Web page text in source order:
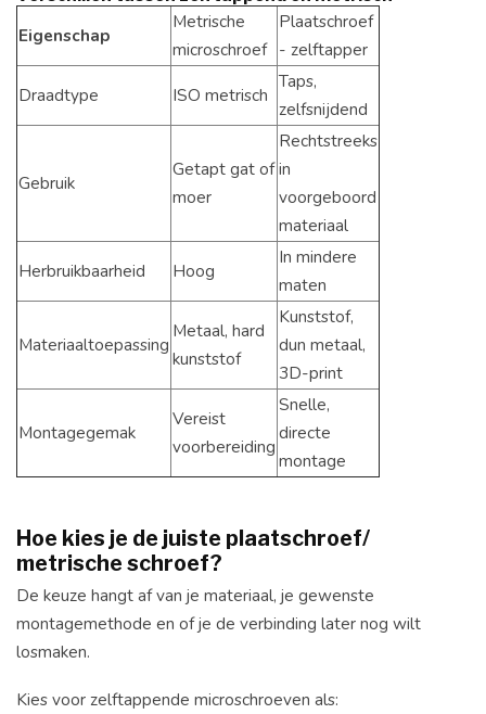
Eigenschap
Metrische
microschroef
Plaatschroef
- zelftapper
Draadtype
ISO metrisch
Taps,
zelfsnijdend
Gebruik
Getapt gat of
moer
Rechtstreeks
in
voorgeboord
materiaal
Herbruikbaarheid
Hoog
In mindere
maten
Materiaaltoepassing
Metaal, hard
kunststof
Kunststof,
dun metaal,
3D-print
Montagegemak
Vereist
voorbereiding
Snelle,
directe
montage
Hoe kies je de juiste plaatschroef/
metrische schroef?
De keuze hangt af van je materiaal, je gewenste
montagemethode en of je de verbinding later nog wilt
losmaken.
Kies voor zelftappende microschroeven als: